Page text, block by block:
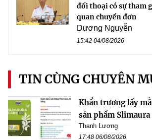
đối thoại có sự tham
quan chuyển đơn
Dương Nguyễn
15:42 04/08/2026
TIN CÙNG CHUYÊN
Khẩn trương lấy
sản phẩm Slimaura
Thanh Lương
17:48 06/08/2026